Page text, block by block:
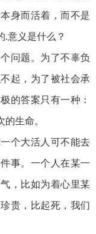
身而活着，而不是
.意义是什么？
问题。为了不辜负
起，为了被社会承
的答案只有一种：
生命。
个大活人可不能去
事。一个人在某一
，比如为着心里某
贵，比起死，我们